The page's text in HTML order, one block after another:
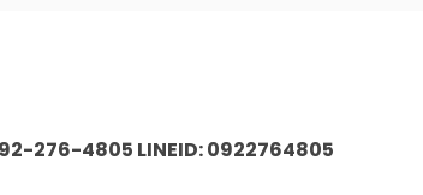
276-4805 LINEID: 0922764805